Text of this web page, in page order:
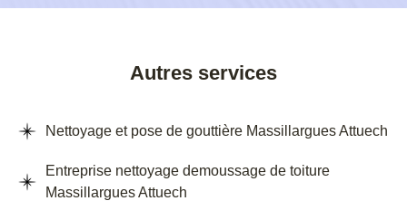
Autres services
Nettoyage et pose de gouttière Massillargues Attuech
Entreprise nettoyage demoussage de toiture
Massillargues Attuech